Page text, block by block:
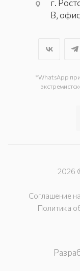
г.
В,
г.
*WhatsApp
2026
Соглашение
Политика